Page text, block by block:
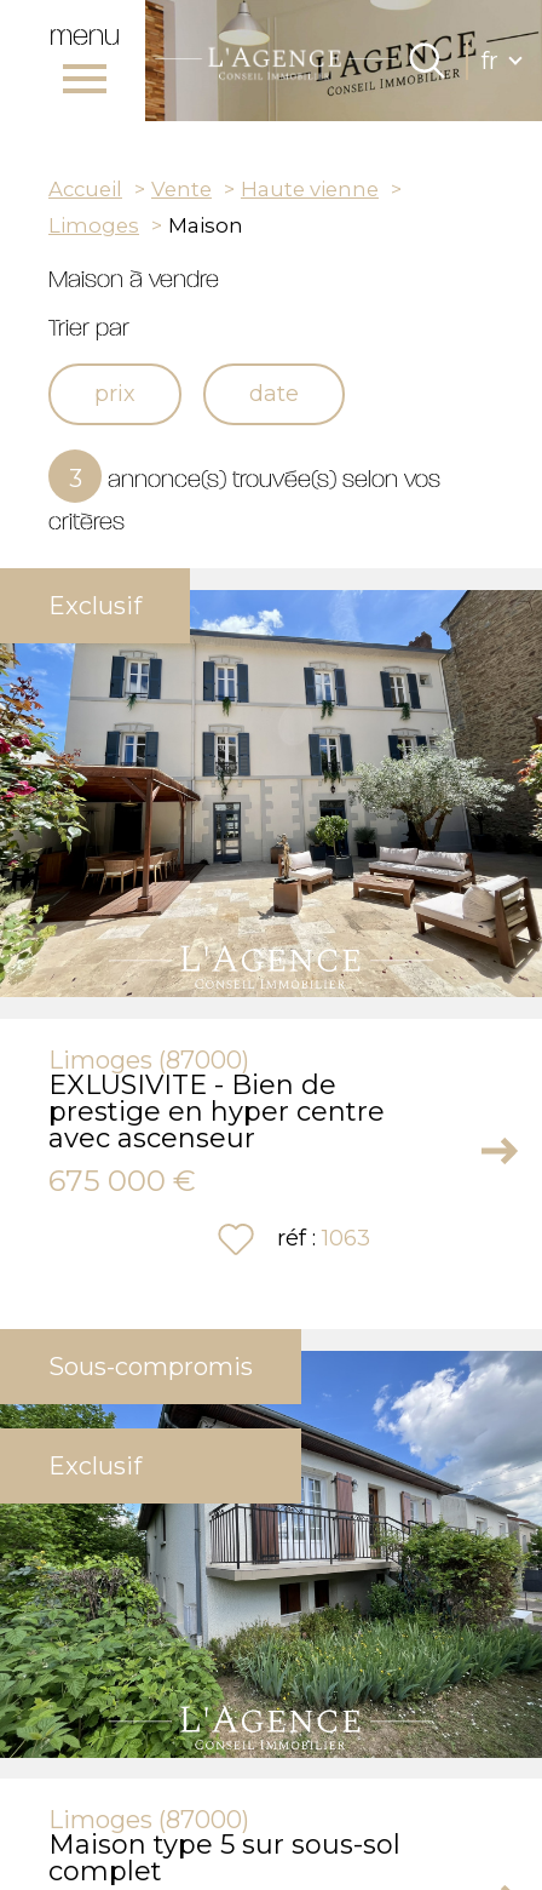
menu
fr
Accueil 0 Langue
fr
Accueil Vente
Haute vienne
Limoges
Maison
Maison à vendre
Trier par
prix date
3
annonce(s) trouvée(s) selon vos
critères
Exclusif
Limoges (87000)
EXLUSIVITE - Bien de
prestige en hyper centre
avec ascenseur
675 000 €
réf :1063
Sous-compromis
Exclusif
Limoges (87000)
Maison type 5 sur sous-sol
complet